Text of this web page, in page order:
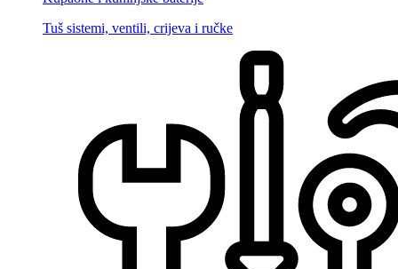
Tuš sistemi, ventili, crijeva i ručke